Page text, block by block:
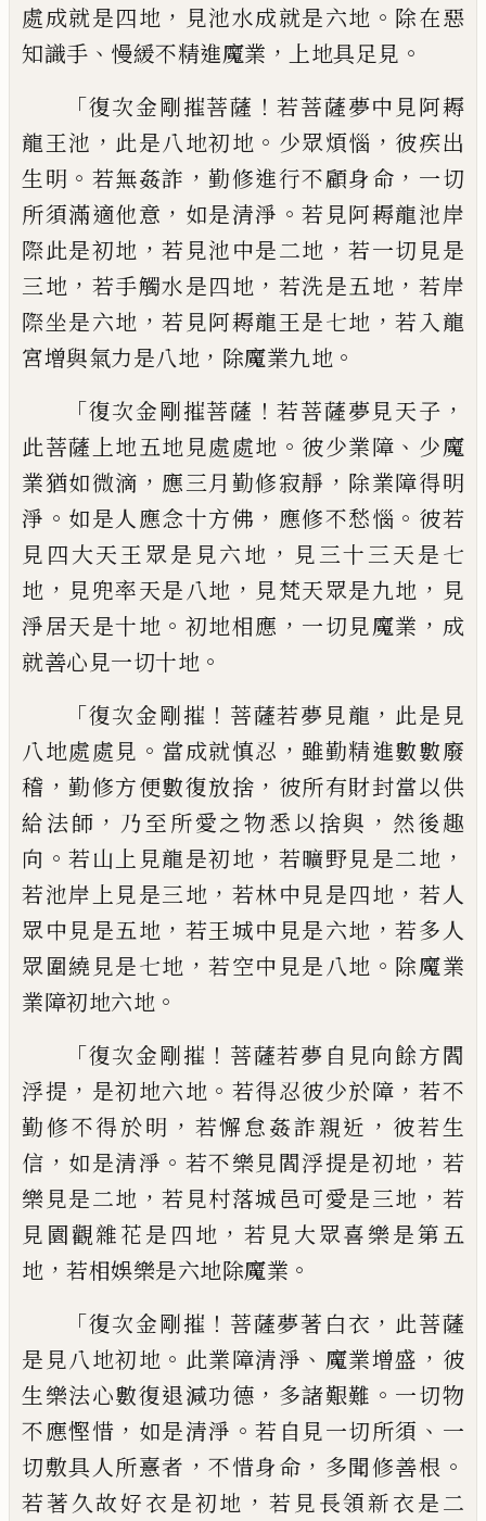
處成就是四地 ， 見池水成就是六地 。 除在惡
知識手 、 慢緩不精進魔業 ， 上地具足見 。
「復次金剛摧菩薩 ！若菩薩夢中見阿耨
龍王池 ， 此是八地初地 。 少眾煩惱 ， 彼疾出
生明 。 若無姦詐 ，勤修進行不顧身命 ， 一切
所須滿適他意 ， 如是清淨 。若見阿耨龍池岸
際此是初地 ，若見池中是二地 ，若一切見是
三地 ， 若手觸水是四地 ， 若洗是五地 ， 若岸
際坐是六地 ，若見阿耨龍王是七地 ，若入龍
宮增與氣力是八地 ， 除魔業九地 。
「復次金剛摧菩薩 ！若菩薩夢見天子 ，
此菩薩上地五地見處處地 。 彼少業障 、 少魔
業猶如微滴 ， 應三月勤修寂靜 ， 除業障得明
淨 。 如是人應念十方佛 ， 應修不愁惱 。 彼若
見四大天王眾是見六地 ， 見三十三天是七
地 ， 見兜率天是八地 ， 見梵天眾是九地 ， 見
淨居天是十地 。 初地相應 ， 一切見魔業 ， 成
就善心見一切十地 。
「復次金剛摧 ！ 菩薩若夢見龍 ， 此是見
八地處處見 。 當成就慎忍 ，雖勤精進數數廢
稽 ，勤修方便數復放捨 ， 彼所有財封當以供
給法師 ， 乃至所愛之物悉以捨與 ， 然後趣
向 。若山上見龍是初地 ， 若曠野見是二地 ，
若池岸 上見是三地 ， 若林中見是四地 ， 若人
眾中見是五地 ， 若王城中見是六地 ，若多人
眾圍繞 見是七地 ，若空中見是八地 。 除魔業
業障初地六地 。
「復次金剛摧 ！ 菩薩若夢自見向餘方閻
浮提 ， 是初地六地 。 若得忍彼少於障 ， 若不
勤修不得於明 ， 若懈怠姦詐親近 ， 彼若生
信 ， 如是清淨 。 若不樂見閻浮提是初地 ， 若
樂見是二地 ，若見村落城邑可愛是三地 ， 若
見園觀雜花是四地 ，若見大眾喜樂是第五
地 ， 若相娛樂是六地除魔業 。
「復次金剛摧 ！ 菩薩夢著白衣 ， 此菩薩
是見八地初地 。 此業障清淨 、 魔業增盛 ， 彼
生樂法心數復退減功德 ， 多諸艱難 。 一切物
不應慳惜 ， 如是清淨 。若自見一切所須 、 一
切敷具人所憙者 ，不惜身命 ， 多聞修善根 。
若著久故好衣是初地 ， 若見長領新衣是二